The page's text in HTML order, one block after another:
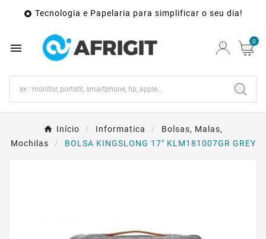
 Tecnologia e Papelaria para simplificar o seu dia!
 0
Início Informatica
Bolsas, Malas,
Mochilas
BOLSA KINGSLONG 17" KLM181007GR GREY